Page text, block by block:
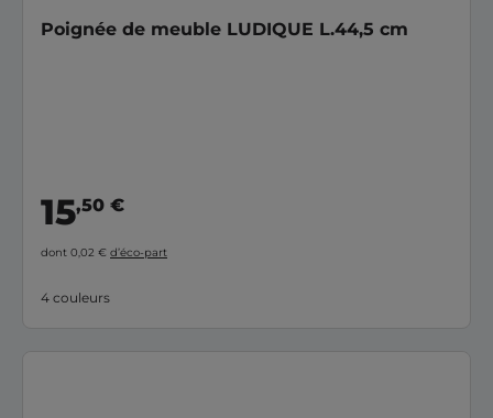
Poignée de meuble LUDIQUE L.44,5 cm
15,50 €
dont 0,02 € d’éco-part
4 couleurs